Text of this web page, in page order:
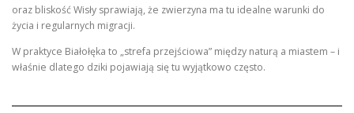
oraz bliskość Wisły sprawiają, że zwierzyna ma tu idealne warunki do
życia i regularnych migracji.
W praktyce Białołęka to „strefa przejściowa” między naturą a miastem – i
właśnie dlatego dziki pojawiają się tu wyjątkowo często.